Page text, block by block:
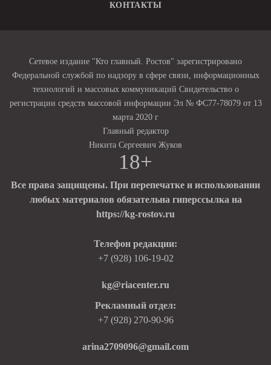
КОНТАКТЫ
Сетевое издание "Кто главный. Ростов" зарегистрировано
Федеральной службой по надзору в сфере связи, информационных
технологий и массовых коммуникаций Свидетельство о
регистрации средств массовой информации Эл № ФС77-78079 от 13
марта 2020 г
Главный редактор
Никита Сергеевич Жуков
18+
Все права защищены. При перепечатке и использовании
любых материалов обязательна гиперссылка на
https://kg-rostov.ru
Телефон редакции:
+7 (928) 106-19-02
kg@riacenter.ru
Рекламный отдел:
+7 (928) 270-90-96
arina2709096@gmail.com